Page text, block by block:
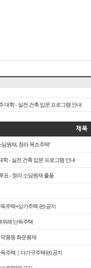
대학 - 실전 건축 입문 프로그램 안내
제목
원재, 청라 목조주택'
학 - 실전 건축 입문 프로그램 안내
표 - 청라 소담원재 출품
주택+상가주택 편) 공지
위례 단독주택
풍동 화운풍재
주택｜다가구주택편) 공지